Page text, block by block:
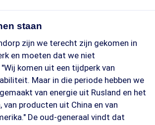
staan
zijn we terecht zijn gekomen in
en moeten dat we niet
komen uit een tijdperk van
Maar in die periode hebben we
van energie uit Rusland en het
van producten uit China en van
De oud-generaal vindt dat